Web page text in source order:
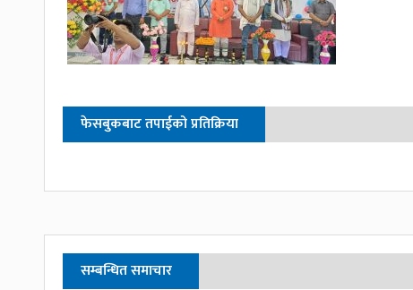
फेसबुकबाट तपाईको प्रतिक्रिया
सम्बन्धित समाचार